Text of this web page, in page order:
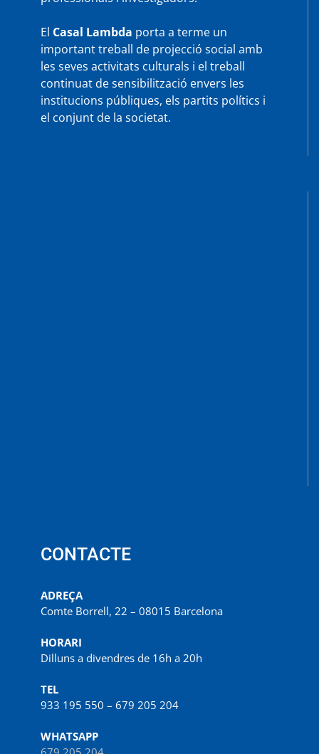
El Casal Lambda porta a terme un
important treball de projecció social amb
les seves activitats culturals i el treball
continuat de sensibilització envers les
institucions públiques, els partits polítics i
el conjunt de la societat.
CONTACTE
ADREÇA
Comte Borrell, 22 – 08015 Barcelona
HORARI
Dilluns a divendres de 16h a 20h
TEL
933 195 550 – 679 205 204
WHATSAPP